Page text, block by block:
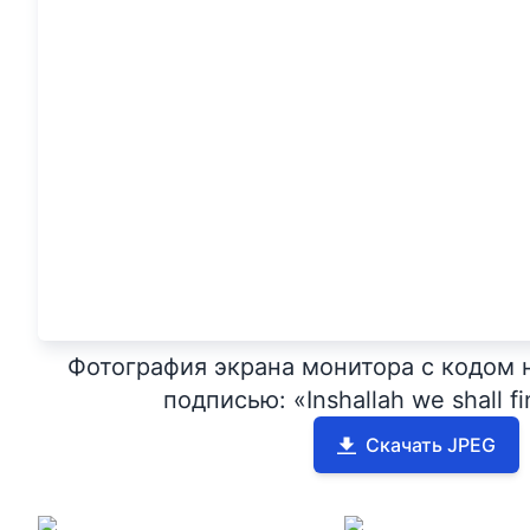
Фотография экрана монитора с кодом
подписью: «Inshallah we shall
Скачать JPEG